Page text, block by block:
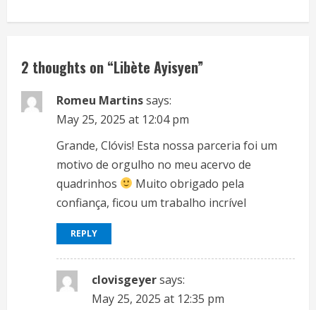
n
u
2 thoughts on “Libète Ayisyen”
Romeu Martinssays:
May 25, 2025 at 12:04 pm
Grande, Clóvis! Esta nossa parceria foi um
motivo de orgulho no meu acervo de
quadrinhos
Muito obrigado pela
confiança, ficou um trabalho incrível
REPLY
clovisgeyersays:
May 25, 2025 at 12:35 pm